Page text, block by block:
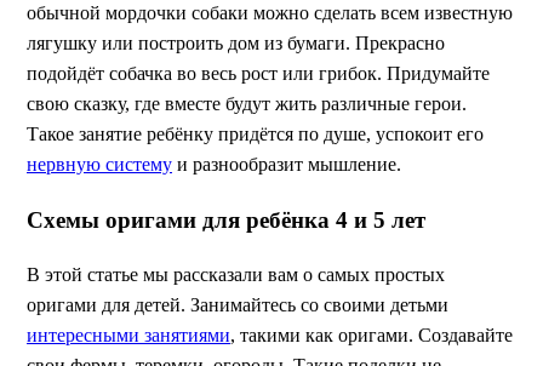
обычной мордочки собаки можно сделать всем известную
лягушку или построить дом из бумаги. Прекрасно
подойдёт собачка во весь рост или грибок. Придумайте
свою сказку, где вместе будут жить различные герои.
Такое занятие ребёнку придётся по душе, успокоит его
нервную систему и разнообразит мышление.
Схемы оригами для ребёнка 4 и 5 лет
В этой статье мы рассказали вам о самых простых
оригами для детей. Занимайтесь со своими детьми
интересными занятиями, такими как оригами. Создавайте